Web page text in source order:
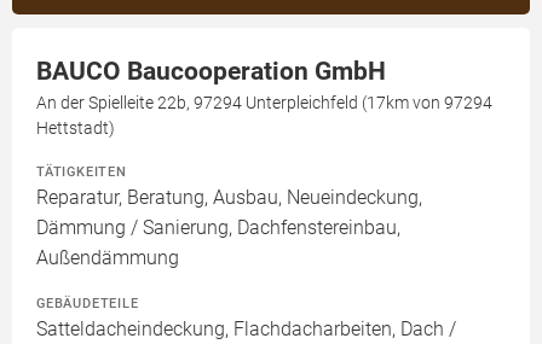
BAUCO Baucooperation GmbH
An der Spielleite 22b, 97294 Unterpleichfeld (17km von 97294
Hettstadt)
TÄTIGKEITEN
Reparatur, Beratung, Ausbau, Neueindeckung,
Dämmung / Sanierung, Dachfenstereinbau,
Außendämmung
GEBÄUDETEILE
Satteldacheindeckung, Flachdacharbeiten, Dach /